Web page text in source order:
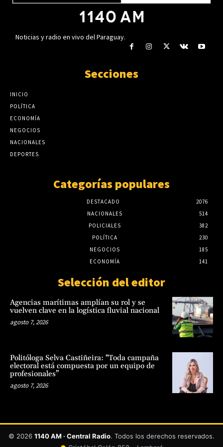
Noticias y radio en vivo del Paraguay.
Secciones
INICIO
POLÍTICA
ECONOMÍA
NEGOCIOS
NACIONALES
DEPORTES
Categorías populares
DESTACADO
2076
NACIONALES
514
POLICIALES
382
POLÍTICA
230
NEGOCIOS
185
ECONOMÍA
141
Selección del editor
Agencias marítimas amplían su rol y se
vuelven clave en la logística fluvial nacional
agosto 7, 2026
Politóloga Selva Castiñeira: “Toda campaña
electoral está compuesta por un equipo de
profesionales”
agosto 7, 2026
© 2026 1140 AM · Central Radio. Todos los derechos reservados.